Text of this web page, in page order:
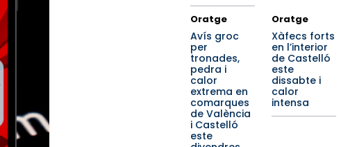
Oratge
Avís groc
per
tronades,
pedra i
calor
extrema en
comarques
de València
i Castelló
este
Oratge
Xàfecs forts
en l’interior
de Castelló
este
dissabte i
calor
intensa